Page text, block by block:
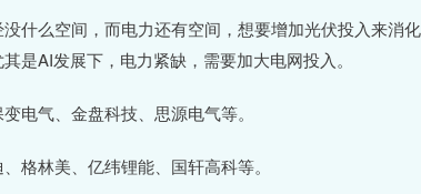
什么空间，而电力还有空间，想要增加光伏投入来消
是AI发展下，电力紧缺，需要加大电网投入。
电气、金盘科技、思源电气等。
格林美、亿纬锂能、国轩高科等。